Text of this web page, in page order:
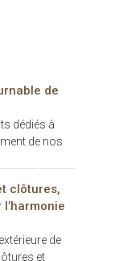
espaces
de
ce
un
pour
espaces
et durables,
dehors.
de
dédiés à
de nos
années
éléments
au
clôtures,
de
et